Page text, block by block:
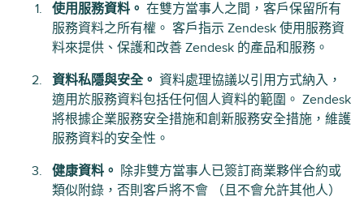
使用服務資料。 在雙方當事人之間，客戶保留所有
服務資料之所有權。 客戶指示 Zendesk 使用服務資
料來提供、保護和改善 Zendesk 的產品和服務。
資料私隱與安全。 資料處理協議以引用方式納入，
適用於服務資料包括任何個人資料的範圍。 Zendesk
將根據企業服務安全措施和創新服務安全措施，維護
服務資料的安全性。
健康資料。 除非雙方當事人已簽訂商業夥伴合約或
類似附錄，否則客戶將不會 （且不會允許其他人）